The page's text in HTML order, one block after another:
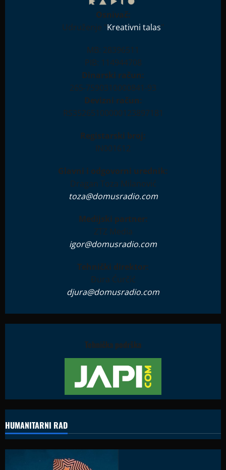
Osnivač:
Udruženje "Kreativni talas"
MB: 28396511
PIB: 114944708
Dinarski račun:
265-7590310000841-93
Devizni račun:
RS35265100000123897181
Registarski broj:
IN001612
Glavni i odgovorni urednik:
Dragan Toza Milanović
toza@domusradio.com
Medijski partner:
ZTZ Media
igor@domusradio.com
Tehnički direktor:
Đura Ćurčić
djura@domusradio.com
Tehnička podrška
HUMANITARNI RAD